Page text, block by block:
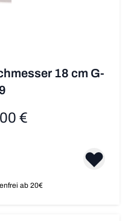
18 cm G-
€
ab 20€